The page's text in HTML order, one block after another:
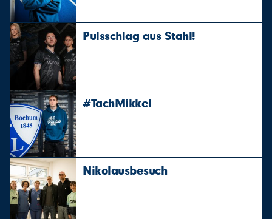
Pulsschlag aus Stahl!
#TachMikkel
Nikolausbesuch